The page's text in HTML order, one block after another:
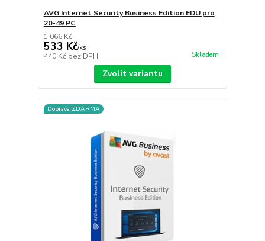
AVG Internet Security Business Edition EDU pro
20-49 PC
1 066 Kč
533 Kč/ks
440 Kč bez DPH Skladem
Zvolit variantu
Doprava ZDARMA